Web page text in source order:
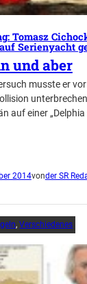
Tomasz
Serienyacht
und aber
musste er
auf einer „Delphia
2014vonder SR
, Verschiedenes